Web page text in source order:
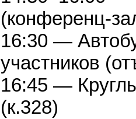
(конференц-
16:30 —
участников
16:45 —
(к.328)